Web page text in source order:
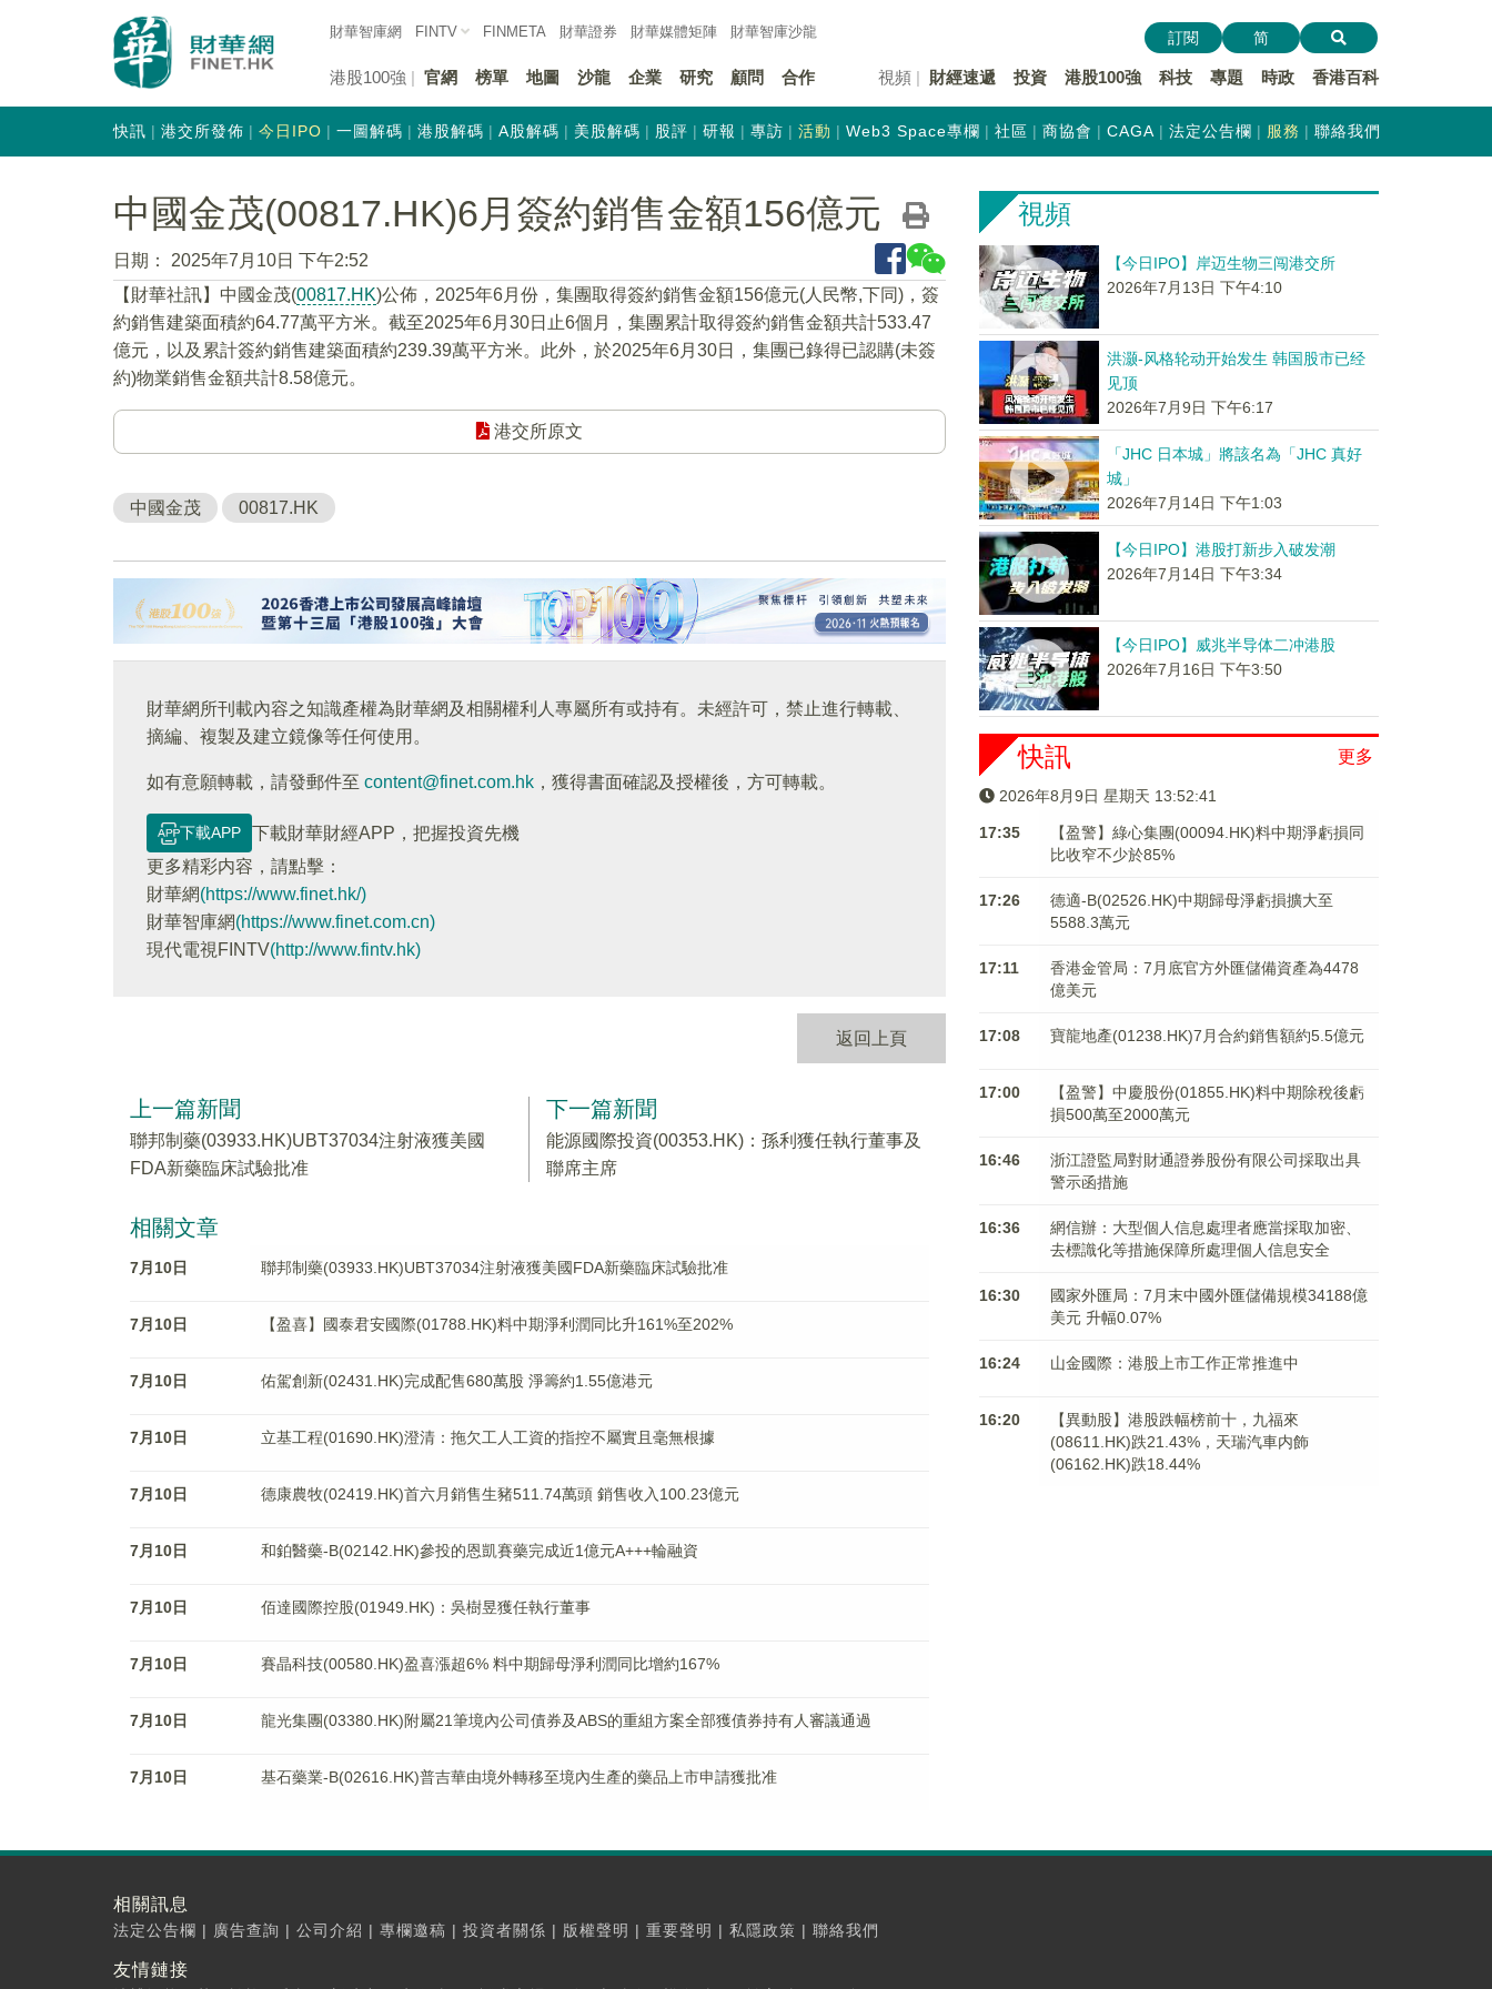
財華智庫網 FINTV FINMETA 財華證券 財華媒體矩陣 財華智庫沙龍
港股100強 官網 榜單 地圖 沙龍 企業 研究 顧問 合作 視頻 財經速遞 投資 港股100強 科技 專題 時政 香港百科
訂閱 简
快訊 港交所發佈 今日IPO 一圖解碼 港股解碼 A股解碼 美股解碼 股評 研報 專訪 活動 Web3 Space專欄 社區 商協會 CAGA 法定公告欄 服務 聯絡我們
中國金茂(00817.HK)6月簽約銷售金額156億元
日期：
2025年7月10日 下午2:52
【財華社訊】中國金茂(00817.HK)公佈，2025年6月份，集團取得簽約銷售金額156億元(人民幣,下同)，簽
約銷售建築面積約64.77萬平方米。截至2025年6月30日止6個月，集團累計取得簽約銷售金額共計533.47
億元，以及累計簽約銷售建築面積約239.39萬平方米。此外，於2025年6月30日，集團已錄得已認購(未簽
約)物業銷售金額共計8.58億元。
港交所原文
中國金茂 00817.HK
財華網所刊載內容之知識產權為財華網及相關權利人專屬所有或持有。未經許可，禁止進行轉載、
摘編、複製及建立鏡像等任何使用。
如有意願轉載，請發郵件至 content@finet.com.hk ，獲得書面確認及授權後，方可轉載。
下載APP
下載財華財經APP，把握投資先機
更多精彩内容，請點擊：
財華網(https://www.finet.hk/)
財華智庫網(https://www.finet.com.cn)
現代電視FINTV(http://www.fintv.hk)
返回上頁
上一篇新聞
聯邦制藥(03933.HK)UBT37034注射液獲美國
FDA新藥臨床試驗批准
下一篇新聞
能源國際投資(00353.HK)：孫利獲任執行董事及
聯席主席
相關文章
7月10日 聯邦制藥(03933.HK)UBT37034注射液獲美國FDA新藥臨床試驗批准
7月10日 【盈喜】國泰君安國際(01788.HK)料中期淨利潤同比升161%至202%
7月10日 佑駕創新(02431.HK)完成配售680萬股 淨籌約1.55億港元
7月10日 立基工程(01690.HK)澄清：拖欠工人工資的指控不屬實且毫無根據
7月10日 德康農牧(02419.HK)首六月銷售生豬511.74萬頭 銷售收入100.23億元
7月10日 和鉑醫藥-B(02142.HK)參投的恩凱賽藥完成近1億元A+++輪融資
7月10日 佰達國際控股(01949.HK)：吳樹昱獲任執行董事
7月10日 賽晶科技(00580.HK)盈喜漲超6% 料中期歸母淨利潤同比增約167%
7月10日 龍光集團(03380.HK)附屬21筆境內公司債券及ABS的重組方案全部獲債券持有人審議通過
7月10日 基石藥業-B(02616.HK)普吉華由境外轉移至境內生產的藥品上市申請獲批准
視頻
【今日IPO】岸迈生物三闯港交所
2026年7月13日 下午4:10
洪灏-风格轮动开始发生 韩国股市已经
见顶
2026年7月9日 下午6:17
「JHC 日本城」將該名為「JHC 真好
城」
2026年7月14日 下午1:03
【今日IPO】港股打新步入破发潮
2026年7月14日 下午3:34
【今日IPO】威兆半导体二冲港股
2026年7月16日 下午3:50
更多
快訊
2026年8月9日 星期天 13:52:41
17:35
【盈警】綠心集團(00094.HK)料中期淨虧損同
比收窄不少於85%
17:26
德適-B(02526.HK)中期歸母淨虧損擴大至
5588.3萬元
17:11
香港金管局：7月底官方外匯儲備資產為4478
億美元
17:08 寶龍地產(01238.HK)7月合約銷售額約5.5億元
17:00
【盈警】中慶股份(01855.HK)料中期除稅後虧
損500萬至2000萬元
16:46
浙江證監局對財通證券股份有限公司採取出具
警示函措施
16:36
網信辦：大型個人信息處理者應當採取加密、
去標識化等措施保障所處理個人信息安全
16:30
國家外匯局：7月末中國外匯儲備規模34188億
美元 升幅0.07%
16:24 山金國際：港股上市工作正常推進中
16:20
【異動股】港股跌幅榜前十，九福來
(08611.HK)跌21.43%，天瑞汽車内飾
(06162.HK)跌18.44%
相關訊息
法定公告欄 | 廣告查詢 | 公司介紹 | 專欄邀稿 | 投資者關係 | 版權聲明 | 重要聲明 | 私隱政策 | 聯絡我們
友情鏈接